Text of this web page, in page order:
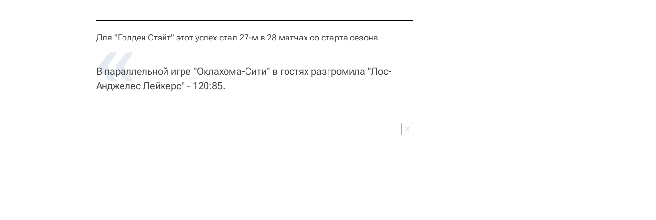
Для "Голден Стэйт" этот успех стал 27-м в 28 матчах со старта сезона.
В параллельной игре "Оклахома-Сити" в гостях разгромила "Лос-
Анджелес Лейкерс" - 120:85.